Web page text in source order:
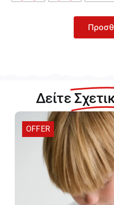
200107-
ποσότητα
Δείτε
OFFER